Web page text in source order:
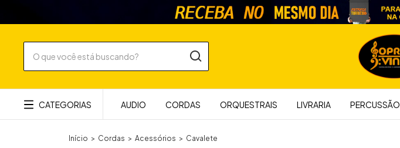
CATEGORIAS AUDIO CORDAS ORQUESTRAIS LIVRARIA PERCUSSÃO
Início > Cordas > Acessórios > Cavalete